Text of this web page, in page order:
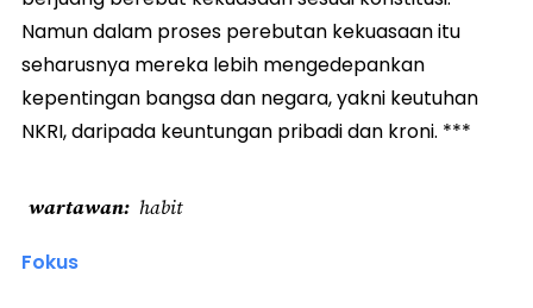
Namun dalam proses perebutan kekuasaan itu
seharusnya mereka lebih mengedepankan
kepentingan bangsa dan negara, yakni keutuhan
NKRI, daripada keuntungan pribadi dan kroni. ***
wartawan habit
Fokus